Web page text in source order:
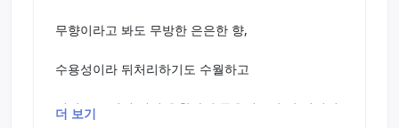
무향이라고 봐도 무방한 은은한 향,
수용성이라 뒤처리하기도 수월하고
점성도 끈적임 없이 윤활하기 좋을정도만 딱 있어서
더 보기